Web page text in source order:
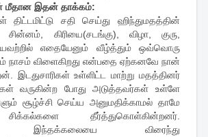
மீதான இதன் தாக்கம்:
திட்டமிட்டு சதி செய்து ஹிந்துமதத்தின்
சின்னம், கிரியை(சடங்கு), விழா, குரு,
எதையேனும் வீழ்த்தும் ஒவ்வொரு
நாசம் விளைகிறது என்பதை ஏற்கனவே நான்
இடதுசாரிகள் உள்ளிட்ட மாற்று மதத்தினர்
வருகின்ற போது அடுத்தவர்கள் உள்ளே
சூழ்ச்சி செய்ய அனுமதிக்காமல் தாமே
தீர்த்துகொள்கின்றனர்.
இந்தக்கலையை விரைந்து